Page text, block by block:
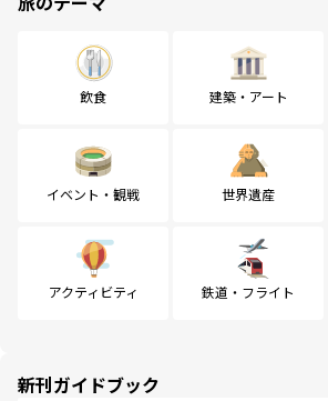
飲食 建築・アート
イベント・観戦 世界遺産
アクティビティ 鉄道・フライト
新刊ガイドブック